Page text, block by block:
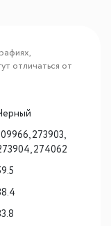
отличаться от
273903,
274062